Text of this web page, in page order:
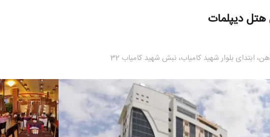
دیپلمات
ابتدای بلوار شهید کامیاب، نبش شهید کامیاب 32